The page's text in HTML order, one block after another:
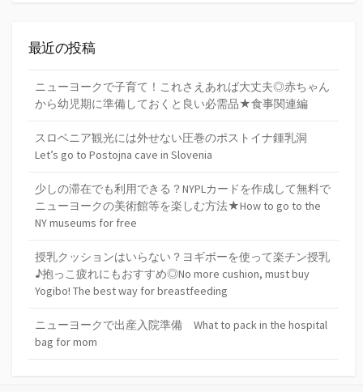
最近の投稿
ニューヨークで子育て！これさえあれば大丈夫◎赤ちゃん
から幼児期に準備しておくと良い必需品★食事関連編
スロベニア観光には外せない圧巻のポストイナ鍾乳洞
Let’s go to Postojna cave in Slovenia
少しの滞在でも利用できる？NYPLカードを作成して無料で
ニューヨークの美術館等を楽しむ方法★How to go to the
NY museums for free
授乳クッションはいらない？ヨギボーを使って楽チン授乳
♪抱っこ疲れにもおすすめ◎No more cushion, must buy
Yogibo! The best way for breastfeeding
ニューヨークで出産入院準備 What to pack in the hospital
bag for mom